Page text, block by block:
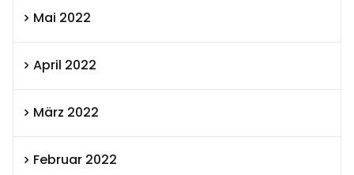
Mai 2022
April 2022
März 2022
Februar 2022